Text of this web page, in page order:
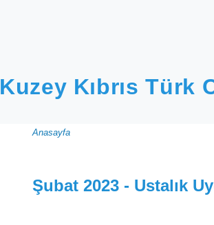
Kuzey Kıbrıs Türk
Sayfa
yolu
Anasayfa
Şubat 2023 - Ustalık